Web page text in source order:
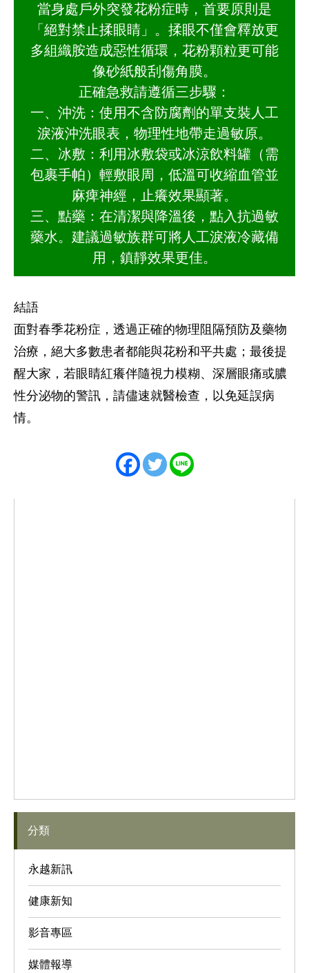
當身處戶外突發花粉症時，首要原則是
「絕對禁止揉眼睛」。揉眼不僅會釋放更
多組織胺造成惡性循環，花粉顆粒更可能
像砂紙般刮傷角膜。
正確急救請遵循三步驟：
一、沖洗：使用不含防腐劑的單支裝人工
淚液沖洗眼表，物理性地帶走過敏原。
二、冰敷：利用冰敷袋或冰涼飲料罐（需
包裹手帕）輕敷眼周，低溫可收縮血管並
麻痺神經，止癢效果顯著。
三、點藥：在清潔與降溫後，點入抗過敏
藥水。建議過敏族群可將人工淚液冷藏備
用，鎮靜效果更佳。
結語
面對春季花粉症，透過正確的物理阻隔預防及藥物
治療，絕大多數患者都能與花粉和平共處；最後提
醒大家，若眼睛紅癢伴隨視力模糊、深層眼痛或膿
性分泌物的警訊，請儘速就醫檢查，以免延誤病
情。
分類
永越新訊
健康新知
影音專區
媒體報導